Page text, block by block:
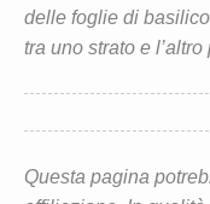
delle foglie di
tra uno strato e
Questa pagina